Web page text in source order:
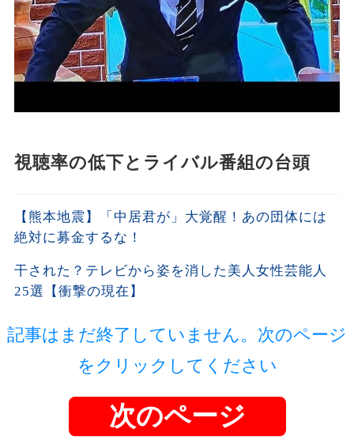
視聴率の低下とライバル番組の台頭
【熊本地震】「中居君が」大覚醒！あの団体には
絶対に募金するな！
干された？テレビから姿を消した美人女性芸能人
25選【衝撃の現在】
記事はまだ終了していません。次のページ
をクリックしてください
次のページ